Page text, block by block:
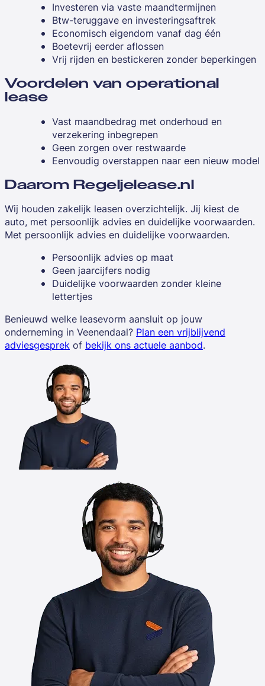
Investeren via vaste maandtermijnen
Btw-teruggave en investeringsaftrek
Economisch eigendom vanaf dag één
Boetevrij eerder aflossen
Vrij rijden en bestickeren zonder beperkingen
Voordelen van operational
lease
Vast maandbedrag met onderhoud en
verzekering inbegrepen
Geen zorgen over restwaarde
Eenvoudig overstappen naar een nieuw model
Daarom Regeljelease.nl
Wij houden zakelijk leasen overzichtelijk. Jij kiest de
auto, met persoonlijk advies en duidelijke voorwaarden.
Met persoonlijk advies en duidelijke voorwaarden.
Persoonlijk advies op maat
Geen jaarcijfers nodig
Duidelijke voorwaarden zonder kleine
lettertjes
Benieuwd welke leasevorm aansluit op jouw
onderneming in Veenendaal? Plan een vrijblijvend
adviesgesprek of bekijk ons actuele aanbod.